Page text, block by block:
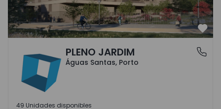
Águas Santas, PortoPLENO JARDIM
Águas Santas, Porto
49 Unidades disponibles